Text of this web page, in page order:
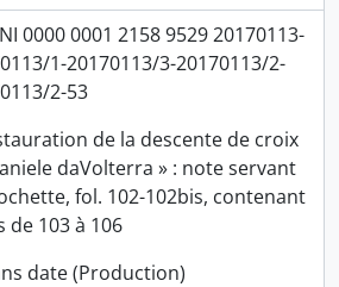
0000 0001 2158 9529 20170113-
1-20170113/3-20170113/2-
2-53
de la descente de croix
daVolterra » : note servant
fol. 102-102bis, contenant
de 103 à 106
date (Production)